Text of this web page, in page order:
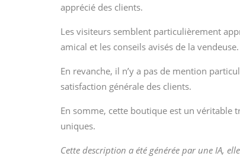
apprécié des clients.
Les visiteurs semblent particulièrement
amical et les conseils avisés de la vendeuse.
En revanche, il n’y a pas de mention
satisfaction générale des clients.
En somme, cette boutique est un véritable
uniques.
Cette description a été générée par une IA,